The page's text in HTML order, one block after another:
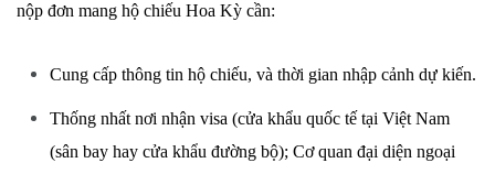
nộp đơn mang hộ chiếu Hoa Kỳ cần:
Cung cấp thông tin hộ chiếu, và thời gian nhập cảnh dự kiến.
Thống nhất nơi nhận visa (cửa khẩu quốc tế tại Việt Nam
(sân bay hay cửa khẩu đường bộ); Cơ quan đại diện ngoại